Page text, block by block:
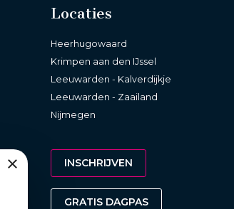
Locaties
Heerhugowaard
Krimpen aan den IJssel
Leeuwarden - Kalverdijkje
Leeuwarden - Zaailand
Nijmegen
INSCHRIJVEN
GRATIS DAGPAS
×